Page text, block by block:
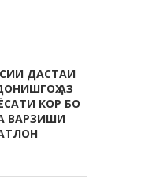
ДАСТАИ
АЗ
КОР БО
ВАРЗИШИ